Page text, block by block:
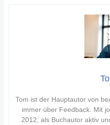
Tom ist der Hauptautor von
immer über Feedback. Mit
2012, als Buchautor aktiv